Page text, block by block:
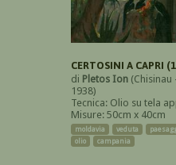
CERTOSINI A CAPRI
di Pletos Ion
1938)
Tecnica: Olio su tela
Misure: 50cm x 40cm
moldavia veduta
olio
campania